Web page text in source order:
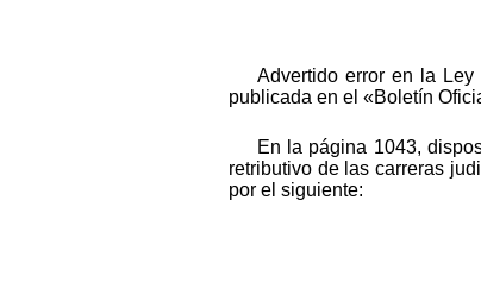
Advertido error en la
publicada en el «Boletín
En la página 1043,
retributivo de las carreras
por el siguiente: